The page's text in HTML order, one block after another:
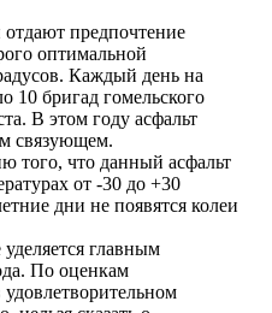
предпочтение
оптимальной
Каждый день на
10 бригад гомельского
В этом году асфальт
связующем.
того, что данный асфальт
от -30 до +30
дни не появятся колеи
главным
По оценкам